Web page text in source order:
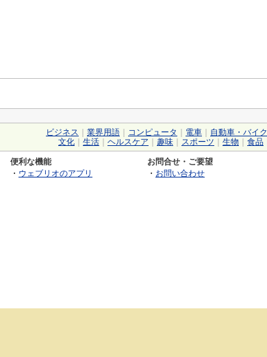
ビジネス 業界用語 コンピュータ 電車 自動車・バイク
文化
生活 ヘルスケア 趣味 スポーツ 生物 食品
便利な機能
・ ウェブリオのアプリ
お問合せ・ご要望
・ お問い合わせ